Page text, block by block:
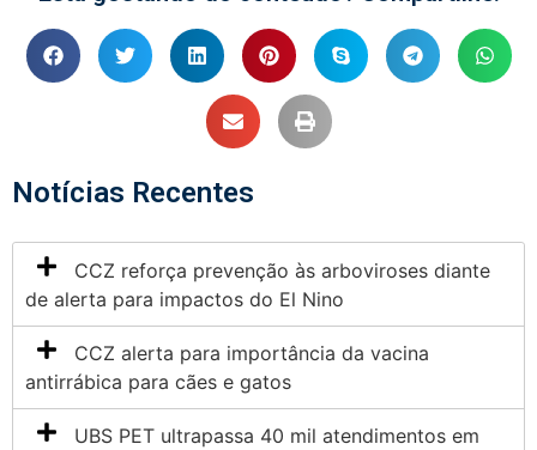
Notícias Recentes
CCZ reforça prevenção às arboviroses diante
de alerta para impactos do El Nino
CCZ alerta para importância da vacina
antirrábica para cães e gatos
UBS PET ultrapassa 40 mil atendimentos em